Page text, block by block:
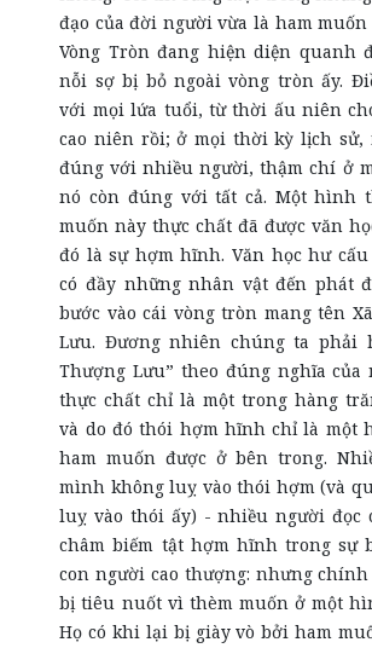
đạo của đời người vừa là ham
Vòng Tròn đang hiện diện quanh
nỗi sợ bị bỏ ngoài vòng tròn ấy.
với mọi lứa tuổi, từ thời ấu niên
cao niên rồi; ở mọi thời kỳ lịch sử,
đúng với nhiều người, thậm chí ở
nó còn đúng với tất cả. Một hình
muốn này thực chất đã được văn
đó là sự hợm hĩnh. Văn học hư
có đầy những nhân vật đến phát
bước vào cái vòng tròn mang tên
Lưu. Đương nhiên chúng ta phải
Thượng Lưu” theo đúng nghĩa của
thực chất chỉ là một trong hàng
và do đó thói hợm hĩnh chỉ là một
ham muốn được ở bên trong.
mình không luỵ vào thói hợm (và
luỵ vào thói ấy) - nhiều người đọc
châm biếm tật hợm hĩnh trong sự
con người cao thượng: nhưng
bị tiêu nuốt vì thèm muốn ở một
Họ có khi lại bị giày vò bởi ham